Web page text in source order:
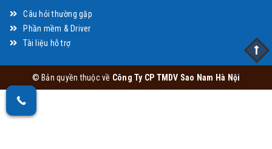
Câu hỏi thường gặp
Phần mềm & Driver
Tài liệu hỗ trợ
© Bản quyền thuộc về Công Ty CP TMDV Sao Nam Hà Nội